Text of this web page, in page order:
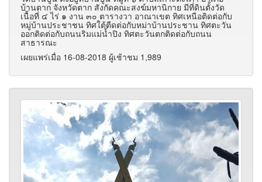
บ้านตาก จังหวัดตาก สังกัดคณะสงฆ์มหานิกาย มีที่ดินตั้งวัด
เนื้อที่ ๔ ไร่ ๑ งาน ๓๐ ตารางวา อาณาเขต ทิศเหนือติดต่อกับ
หมู่บ้านประชาชน ทิศใต้ตืดต่อกับหม่าบ้านประชาน ทิศตะวัน
ออกติดต่อกับถนนริมแม่น้ำปิง ทิศตะวันตกติดต่อกับถนน
สาธารณะ
เผยแพร่เมื่อ 16-08-2018 ผู้เช้าชม 1,989